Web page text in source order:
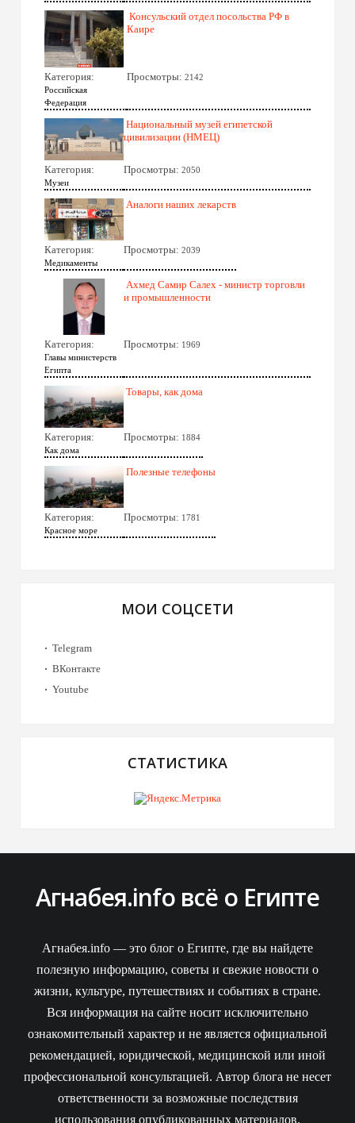
Консульский отдел посольства РФ в
Каире
Категория:
Российская
Федерация
Просмотры: 2142
Национальный музей египетской
цивилизации (НМЕЦ)
Категория:
Музеи
Просмотры: 2050
Аналоги наших лекарств
Категория:
Медикаменты
Просмотры: 2039
Ахмед Самир Салех - министр торговли
и промышленности
Категория:
Главы министерств
Египта
Просмотры: 1969
Товары, как дома
Категория:
Как дома
Просмотры: 1884
Полезные телефоны
Категория:
Красное море
Просмотры: 1781
МОИ СОЦСЕТИ
Telegram
ВКонтакте
Youtube
СТАТИСТИКА
Агнабея.info всё о Египте
Агнабея.info — это блог о Египте, где вы найдете
полезную информацию, советы и свежие новости о
жизни, культуре, путешествиях и событиях в стране.
Вся информация на сайте носит исключительно
ознакомительный характер и не является официальной
рекомендацией, юридической, медицинской или иной
профессиональной консультацией. Автор блога не несет
ответственности за возможные последствия
использования опубликованных материалов.